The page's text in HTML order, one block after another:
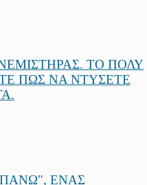
ΤΟ ΠΟΛΥ
ΠΩΣ ΝΑ ΝΤΥΣΕΤΕ
ΕΝΑΣ